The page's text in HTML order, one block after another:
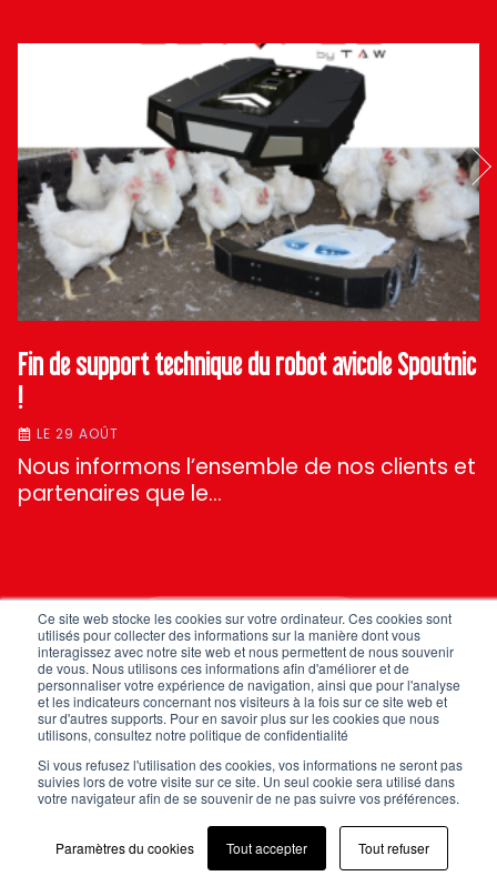
Ce site web stocke les cookies sur votre ordinateur. Ces cookies sont
utilisés pour collecter des informations sur la manière dont vous
interagissez avec notre site web et nous permettent de nous souvenir
de vous. Nous utilisons ces informations afin d'améliorer et de
personnaliser votre expérience de navigation, ainsi que pour l'analyse
et les indicateurs concernant nos visiteurs à la fois sur ce site web et
sur d'autres supports. Pour en savoir plus sur les cookies que nous
utilisons, consultez notre politique de confidentialité
Si vous refusez l'utilisation des cookies, vos informations ne seront pas
suivies lors de votre visite sur ce site. Un seul cookie sera utilisé dans
votre navigateur afin de se souvenir de ne pas suivre vos préférences.
Paramètres du cookies Tout accepter Tout refuser
Fin de support technique du robot avicole Spoutnic
!
LE 29 AOÛT
Nous informons l’ensemble de nos clients et
partenaires que le…
TOUTES NOS ACTUS
FAQ
NOUS CONTACTER